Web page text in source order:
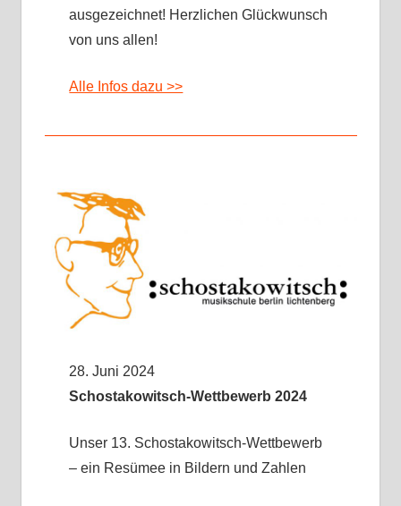
ausgezeichnet! Herzlichen Glückwunsch
von uns allen!
Alle Infos dazu >>
28. Juni 2024
Schostakowitsch-Wettbewerb 2024
Unser 13. Schostakowitsch-Wettbewerb
– ein Resümee in Bildern und Zahlen